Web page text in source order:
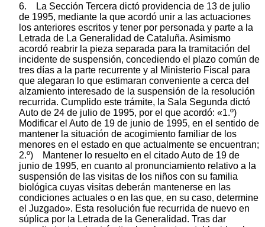
6. La Sección Tercera dictó providencia de 13 de julio
de 1995, mediante la que acordó unir a las actuaciones
los anteriores escritos y tener por personada y parte a la
Letrada de La Generalidad de Cataluña. Asimismo
acordó reabrir la pieza separada para la tramitación del
incidente de suspensión, concediendo el plazo común de
tres días a la parte recurrente y al Ministerio Fiscal para
que alegaran lo que estimaran conveniente a cerca del
alzamiento interesado de la suspensión de la resolución
recurrida. Cumplido este trámite, la Sala Segunda dictó
Auto de 24 de julio de 1995, por el que acordó: «1.º)
Modificar el Auto de 19 de junio de 1995, en el sentido de
mantener la situación de acogimiento familiar de los
menores en el estado en que actualmente se encuentran;
2.º) Mantener lo resuelto en el citado Auto de 19 de
junio de 1995, en cuanto al pronunciamiento relativo a la
suspensión de las visitas de los niños con su familia
biológica cuyas visitas deberán mantenerse en las
condiciones actuales o en las que, en su caso, determine
el Juzgado». Esta resolución fue recurrida de nuevo en
súplica por la Letrada de la Generalidad. Tras dar